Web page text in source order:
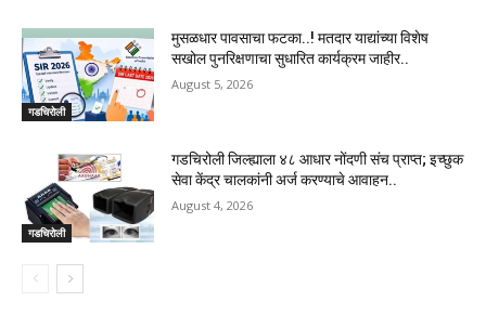
गडचिरोली
मुसळधार पावसाचा फटका..! मतदार याद्यांच्या विशेष
सखोल पुनरिक्षणाचा सुधारित कार्यक्रम जाहीर..
August 5, 2026
गडचिरोली
गडचिरोली जिल्ह्याला ४८ आधार नोंदणी संच प्राप्त; इच्छुक
सेवा केंद्र चालकांनी अर्ज करण्याचे आवाहन..
August 4, 2026